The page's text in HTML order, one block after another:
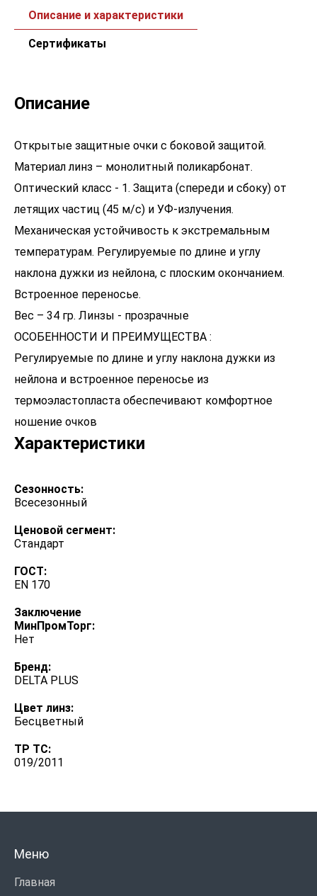
Описание и характеристики
Сертификаты
Описание
Открытые защитные очки с боковой защитой.
Материал линз – монолитный поликарбонат.
Оптический класс - 1. Защита (спереди и сбоку) от
летящих частиц (45 м/с) и УФ-излучения.
Механическая устойчивость к экстремальным
температурам. Регулируемые по длине и углу
наклона дужки из нейлона, с плоским окончанием.
Встроенное переносье.
Вес – 34 гр. Линзы - прозрачные
ОСОБЕННОСТИ И ПРЕИМУЩЕСТВА :
Регулируемые по длине и углу наклона дужки из
нейлона и встроенное переносье из
термоэластопласта обеспечивают комфортное
ношение очков
Характеристики
Сезонность:
Всесезонный
Ценовой сегмент:
Стандарт
ГОСТ:
EN 170
Заключение
МинПромТорг:
Нет
Бренд:
DELTA PLUS
Цвет линз:
Бесцветный
ТР ТС:
019/2011
Меню
Главная